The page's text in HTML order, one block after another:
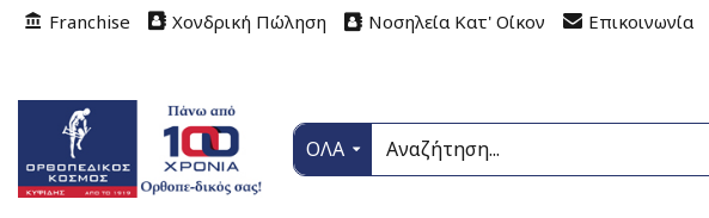
Franchise Χονδρική Πώληση Νοσηλεία Κατ' Οίκον Επικοινωνία
ΟΛΑ